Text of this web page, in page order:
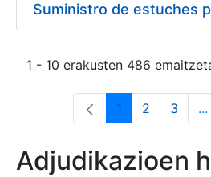
1 - 10 erakusten 486
Orrialdea
1 Orrialdea
2 3 ...
Adjudikazioen